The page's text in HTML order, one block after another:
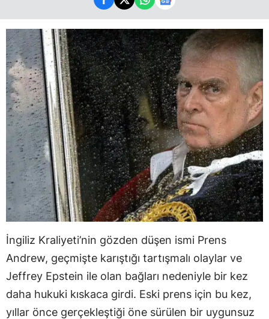
İngiliz Kraliyeti’nin gözden düşen ismi Prens
Andrew, geçmişte karıştığı tartışmalı olaylar ve
Jeffrey Epstein ile olan bağları nedeniyle bir kez
daha hukuki kıskaca girdi. Eski prens için bu kez,
yıllar önce gerçekleştiği öne sürülen bir uygunsuz